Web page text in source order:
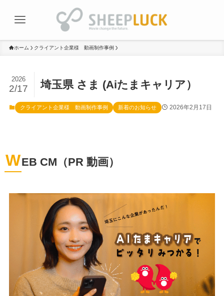
ホーム クライアント企業様 動画制作事例
埼玉県 さま (Aiたまキャリア）
2026
2/17
クライアント企業様 動画制作事例 新着のお知らせ 2026年2月17日
WEB CM（PR 動画）